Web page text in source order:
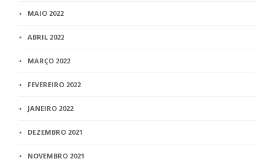
MAIO 2022
ABRIL 2022
MARÇO 2022
FEVEREIRO 2022
JANEIRO 2022
DEZEMBRO 2021
NOVEMBRO 2021